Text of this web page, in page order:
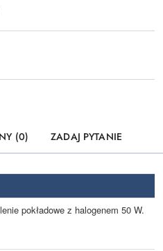
(0) ZADAJ PYTANIE
pokładowe z halogenem 50 W.